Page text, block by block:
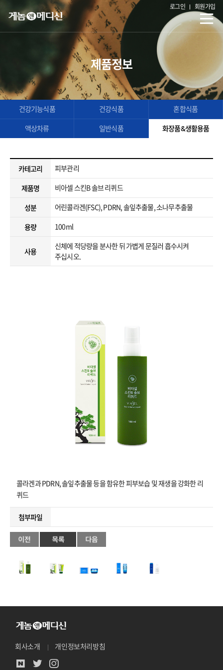
로그인 회원가입
제품정보
건강기능식품 건강식품 혼합식품
액상차류 일반식품 화장품&생활용품
카테고리
피부관리
제품명
비아셀 스킨B 솔브 리퀴드
성분
어린콜라겐(FSC), PDRN, 솔잎추출물, 소나무추출물
용량
100ml
사용
신체에 적당량을 분사한 뒤 가볍게 문질러 흡수시켜
주십시오.
콜라겐과 PDRN, 솔잎추출물 등을 함유한 피부보습 및 재생을 강화한 리
퀴드
첨부파일
회사소개 개인정보처리방침